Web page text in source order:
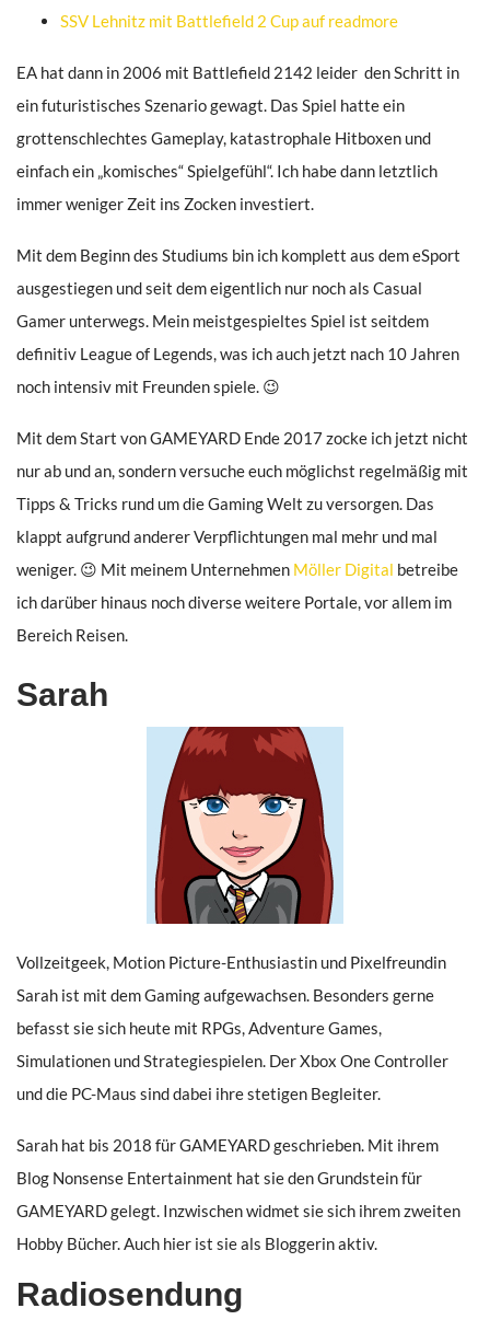
SSV Lehnitz mit Battlefield 2 Cup auf readmore
EA hat dann in 2006 mit Battlefield 2142 leider den Schritt in
ein futuristisches Szenario gewagt. Das Spiel hatte ein
grottenschlechtes Gameplay, katastrophale Hitboxen und
einfach ein „komisches“ Spielgefühl“. Ich habe dann letztlich
immer weniger Zeit ins Zocken investiert.
Mit dem Beginn des Studiums bin ich komplett aus dem eSport
ausgestiegen und seit dem eigentlich nur noch als Casual
Gamer unterwegs. Mein meistgespieltes Spiel ist seitdem
definitiv League of Legends, was ich auch jetzt nach 10 Jahren
noch intensiv mit Freunden spiele. 😉
Mit dem Start von GAMEYARD Ende 2017 zocke ich jetzt nicht
nur ab und an, sondern versuche euch möglichst regelmäßig mit
Tipps & Tricks rund um die Gaming Welt zu versorgen. Das
klappt aufgrund anderer Verpflichtungen mal mehr und mal
weniger. 😉 Mit meinem Unternehmen Möller Digital betreibe
ich darüber hinaus noch diverse weitere Portale, vor allem im
Bereich Reisen.
Sarah
Vollzeitgeek, Motion Picture-Enthusiastin und Pixelfreundin
Sarah ist mit dem Gaming aufgewachsen. Besonders gerne
befasst sie sich heute mit RPGs, Adventure Games,
Simulationen und Strategiespielen. Der Xbox One Controller
und die PC-Maus sind dabei ihre stetigen Begleiter.
Sarah hat bis 2018 für GAMEYARD geschrieben. Mit ihrem
Blog Nonsense Entertainment hat sie den Grundstein für
GAMEYARD gelegt. Inzwischen widmet sie sich ihrem zweiten
Hobby Bücher. Auch hier ist sie als Bloggerin aktiv.
Radiosendung